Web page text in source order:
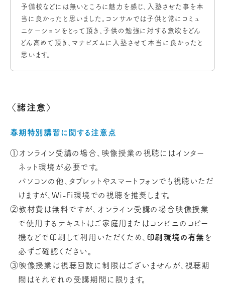
予備校などには無いところに魅力を感じ、入塾させた事を本
当に良かったと思いました。コンサルでは子供と常にコミュ
ニケーションをとって頂き、子供の勉強に対する意欲をどん
どん高めて頂き、マナビズムに入塾させて本当に良かったと
思います。
〈諸注意〉
春期特別講習に関する注意点
①オンライン受講の場合、映像授業の視聴にはインター
ネット環境が必要です。
パソコンの他、タブレットやスマートフォンでも視聴いただ
けますが、Wi-Fi環境での視聴を推奨します。
②教材費は無料ですが、オンライン受講の場合映像授業
で使用するテキストはご家庭用またはコンビニのコピー
機などで印刷して利用いただくため、 印刷環境の有無 を
必ずご確認ください。
③映像授業は視聴回数に制限はございませんが、視聴期
間はそれぞれの受講期間に限ります。